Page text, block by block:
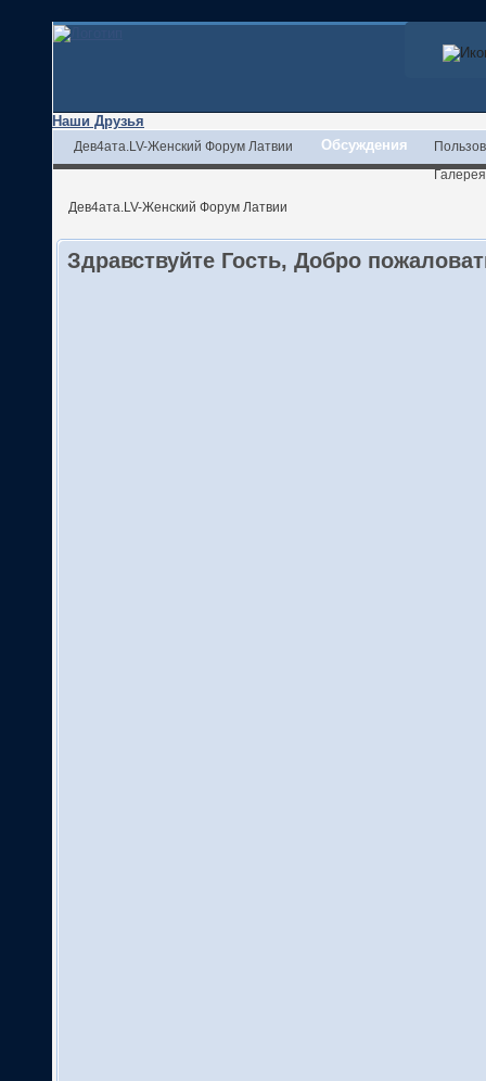
Наши Друзья
Дев4ата.LV-Женский Форум Латвии Обсуждения
Галерея
Дев4ата.LV-Женский Форум Латвии
Здравствуйте Гость, Добро